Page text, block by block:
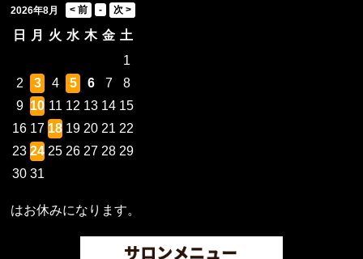
2026年8月
日 月 火 水 木 金 土
1
2
3 4 5 6 7
8
9 10 11 12 13 14 15
16 17 18 19 20 21 22
23 24 25 26 27 28 29
30 31
はお休みになります。